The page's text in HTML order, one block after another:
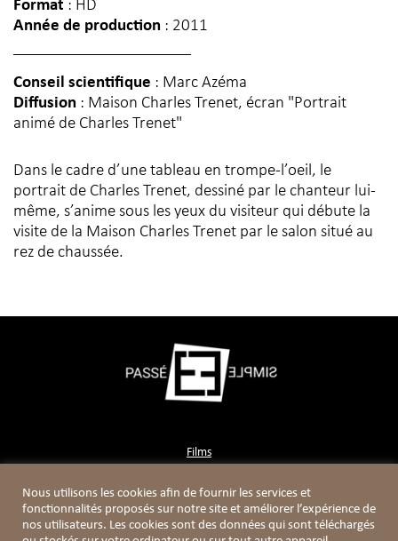
Format : HD
Année de production : 2011
Conseil scientifique : Marc Azéma
Diffusion : Maison Charles Trenet, écran "Portrait
animé de Charles Trenet"
Dans le cadre d’une tableau en trompe-l’oeil, le
portrait de Charles Trenet, dessiné par le chanteur lui-
même, s’anime sous les yeux du visiteur qui débute la
visite de la Maison Charles Trenet par le salon situé au
rez de chaussée.
Films
Boutique
Nous utilisons les cookies afin de fournir les services et
fonctionnalités proposés sur notre site et améliorer l’expérience de
nos utilisateurs. Les cookies sont des données qui sont téléchargés